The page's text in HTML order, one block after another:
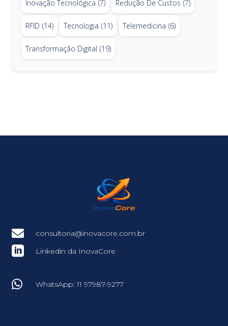
Inovação Tecnológica (7) Redução De Custos (7)
RFID (14) Tecnologia (11) Telemedicina (6)
Transformação Digital (19)
 consultoria@inovacore.com.br
 Linkedin da InovaCore
 WhatsApp: 11 97987-9277